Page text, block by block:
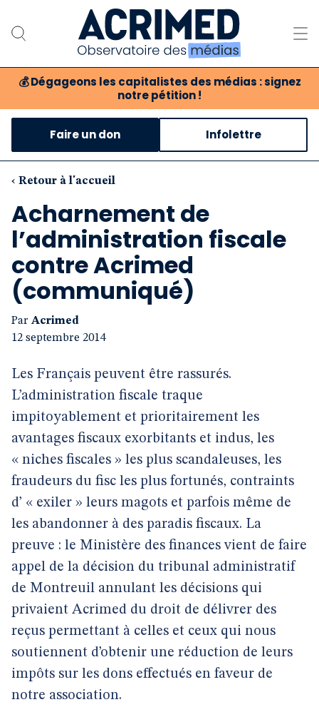
💰 Dégageons les capitalistes des médias : signez
notre pétition !
Notre association
Notre critique des médias
Nos propositions
Notre revue
Boutique
Faire un don Infolettre
‹ Retour à l'accueil
Acharnement de
l’administration fiscale
contre Acrimed
(communiqué)
Par Acrimed
12 septembre 2014
Les Français peuvent être rassurés.
L’administration fiscale traque
impitoyablement et prioritairement les
avantages fiscaux exorbitants et indus, les
« niches fiscales » les plus scandaleuses, les
fraudeurs du fisc les plus fortunés, contraints
d’ « exiler » leurs magots et parfois même de
les abandonner à des paradis fiscaux. La
preuve : le Ministère des finances vient de faire
appel de la décision du tribunal administratif
de Montreuil annulant les décisions qui
privaient Acrimed du droit de délivrer des
reçus permettant à celles et ceux qui nous
soutiennent d’obtenir une réduction de leurs
impôts sur les dons effectués en faveur de
notre association.